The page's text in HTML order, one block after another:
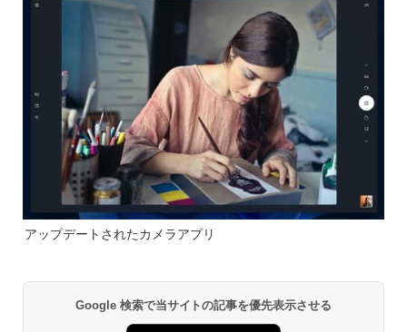
アップデートされたカメラアプリ
Google 検索で当サイトの記事を優先表示させる